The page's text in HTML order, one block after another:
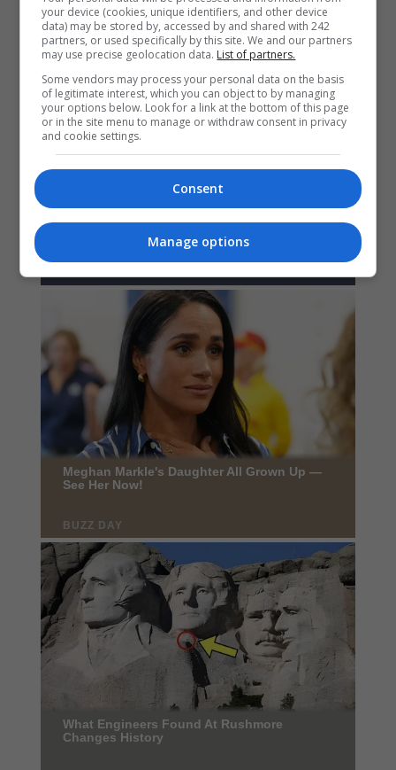
your device (cookies, unique identifiers, and other device
data) may be stored by, accessed by and shared with 242
partners, or used specifically by this site. We and our partners
may use precise geolocation data. List of partners.
Some vendors may process your personal data on the basis
of legitimate interest, which you can object to by managing
your options below. Look for a link at the bottom of this page
or in the site menu to manage or withdraw consent in privacy
and cookie settings.
Consent
Manage options